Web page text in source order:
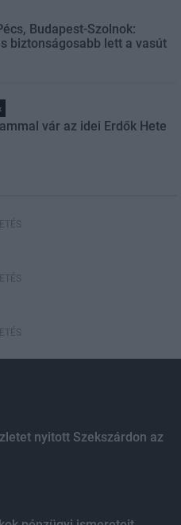
Budapest-Szolnok:
biztonságosabb lett a vasút
vár az idei Erdők Hete
nyitott Szekszárdon az